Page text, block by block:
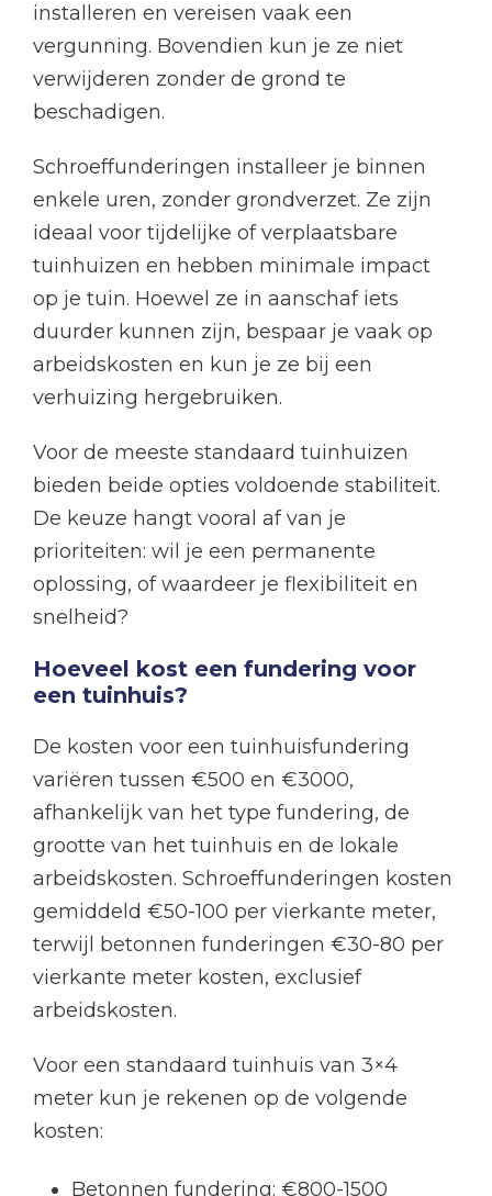
installeren en vereisen vaak een
vergunning. Bovendien kun je ze niet
verwijderen zonder de grond te
beschadigen.
Schroeffunderingen installeer je binnen
enkele uren, zonder grondverzet. Ze zijn
ideaal voor tijdelijke of verplaatsbare
tuinhuizen en hebben minimale impact
op je tuin. Hoewel ze in aanschaf iets
duurder kunnen zijn, bespaar je vaak op
arbeidskosten en kun je ze bij een
verhuizing hergebruiken.
Voor de meeste standaard tuinhuizen
bieden beide opties voldoende stabiliteit.
De keuze hangt vooral af van je
prioriteiten: wil je een permanente
oplossing, of waardeer je flexibiliteit en
snelheid?
Hoeveel kost een fundering voor
een tuinhuis?
De kosten voor een tuinhuisfundering
variëren tussen €500 en €3000,
afhankelijk van het type fundering, de
grootte van het tuinhuis en de lokale
arbeidskosten. Schroeffunderingen kosten
gemiddeld €50-100 per vierkante meter,
terwijl betonnen funderingen €30-80 per
vierkante meter kosten, exclusief
arbeidskosten.
Voor een standaard tuinhuis van 3×4
meter kun je rekenen op de volgende
kosten:
Betonnen fundering: €800-1500